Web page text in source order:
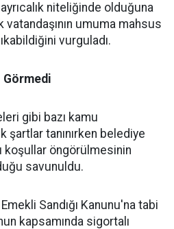
niteliğinde olduğuna
umuma mahsus
vurguladı.
Görmedi
gibi bazı kamu
şartlar tanınırken belediye
koşullar öngörülmesinin
savunuldu.
Sandığı Kanunu'na tabi
kapsamında sigortalı